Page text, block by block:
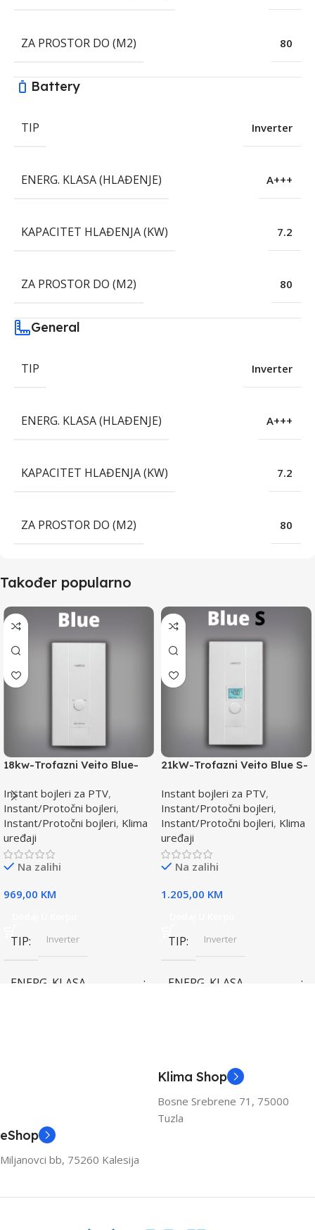
ZA PROSTOR DO (M2) 80
Battery
TIP Inverter
ENERG. KLASA (HLAĐENJE) A+++
KAPACITET HLAĐENJA (KW) 7.2
ZA PROSTOR DO (M2) 80
General
TIP Inverter
ENERG. KLASA (HLAĐENJE) A+++
KAPACITET HLAĐENJA (KW) 7.2
ZA PROSTOR DO (M2) 80
Također popularno
18kw-Trofazni Veito Blue-
Instant bojleri za PTV,
Instant/Protočni bojleri,
Instant/Protočni bojleri, Klima
uređaji
Na zalihi
969,00 KM
TIP Inverter
ENERG. KLASA
ZA PROSTOR DO (M2)
40
21kW-Trofazni Veito Blue S-
Instant bojleri za PTV,
Instant/Protočni bojleri,
Instant/Protočni bojleri, Klima
uređaji
Na zalihi
1.205,00 KM
TIP Inverter
ENERG. KLASA
KAPACITET HLAĐENJA
3.6
40
Klima Shop
Bosne Srebrene 71, 75000
Tuzla
eShop
Miljanovci bb, 75260 Kalesija